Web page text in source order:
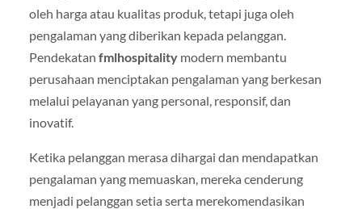
oleh harga atau kualitas produk, tetapi juga oleh
pengalaman yang diberikan kepada pelanggan.
Pendekatan fmlhospitalitymodern membantu
perusahaan menciptakan pengalaman yang berkesan
melalui pelayanan yang personal, responsif, dan
inovatif.
Ketika pelanggan merasa dihargai dan mendapatkan
pengalaman yang memuaskan, mereka cenderung
menjadi pelanggan setia serta merekomendasikan